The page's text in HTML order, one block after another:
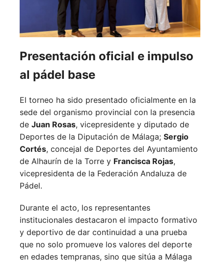
Presentación oficial e impulso
al pádel base
El torneo ha sido presentado oficialmente en la
sede del organismo provincial con la presencia
de Juan Rosas, vicepresidente y diputado de
Deportes de la Diputación de Málaga; Sergio
Cortés, concejal de Deportes del Ayuntamiento
de Alhaurín de la Torre y Francisca Rojas,
vicepresidenta de la Federación Andaluza de
Pádel.
Durante el acto, los representantes
institucionales destacaron el impacto formativo
y deportivo de dar continuidad a una prueba
que no solo promueve los valores del deporte
en edades tempranas, sino que sitúa a Málaga